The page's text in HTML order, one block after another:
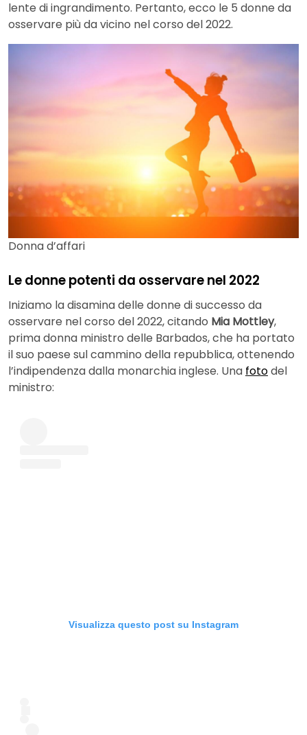
lente di ingrandimento. Pertanto, ecco le 5 donne da
osservare più da vicino nel corso del 2022.
Donna d’affari
Le donne potenti da osservare nel 2022
Iniziamo la disamina delle donne di successo da
osservare nel corso del 2022, citando Mia Mottley,
prima donna ministro delle Barbados, che ha portato
il suo paese sul cammino della repubblica, ottenendo
l’indipendenza dalla monarchia inglese. Una fotodel
ministro:
Visualizza questo post su Instagram